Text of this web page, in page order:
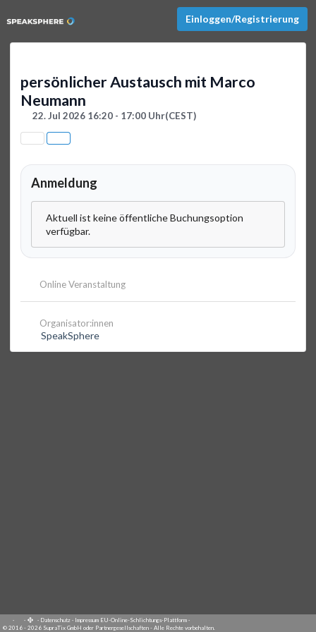
Einloggen/Registrierung
persönlicher Austausch mit Marco
Neumann
22. Jul 2026 16:20 - 17:00 Uhr(CEST)
Anmeldung
Aktuell ist keine öffentliche Buchungsoption
verfügbar.
Online Veranstaltung
Organisator:innen
SpeakSphere
· · · Datenschutz · Impressum EU-Online-Schlichtungs-Plattform ·
© 2016 - 2026 SupraTix GmbH oder Partnergesellschaften - Alle Rechte vorbehalten.